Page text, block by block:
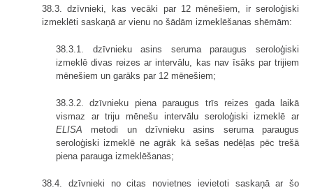
38.3. dzīvnieki, kas vecāki par 12 mēnešiem, ir seroloģiski
izmeklēti saskaņā ar vienu no šādām izmeklēšanas shēmām:
38.3.1. dzīvnieku asins seruma paraugus seroloģiski
izmeklē divas reizes ar intervālu, kas nav īsāks par trijiem
mēnešiem un garāks par 12 mēnešiem;
38.3.2. dzīvnieku piena paraugus trīs reizes gada laikā
vismaz ar triju mēnešu intervālu seroloģiski izmeklē ar
ELISA metodi un dzīvnieku asins seruma paraugus
seroloģiski izmeklē ne agrāk kā sešas nedēļas pēc trešā
piena parauga izmeklēšanas;
38.4. dzīvnieki no citas novietnes ievietoti saskaņā ar šo